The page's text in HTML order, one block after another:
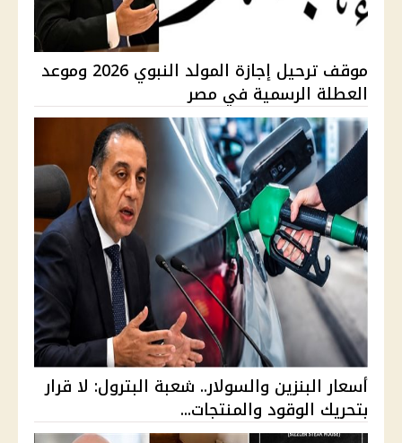
موقف ترحيل إجازة المولد النبوي 2026 وموعد
العطلة الرسمية في مصر
أسعار البنزين والسولار.. شعبة البترول: لا قرار
بتحريك الوقود والمنتجات...